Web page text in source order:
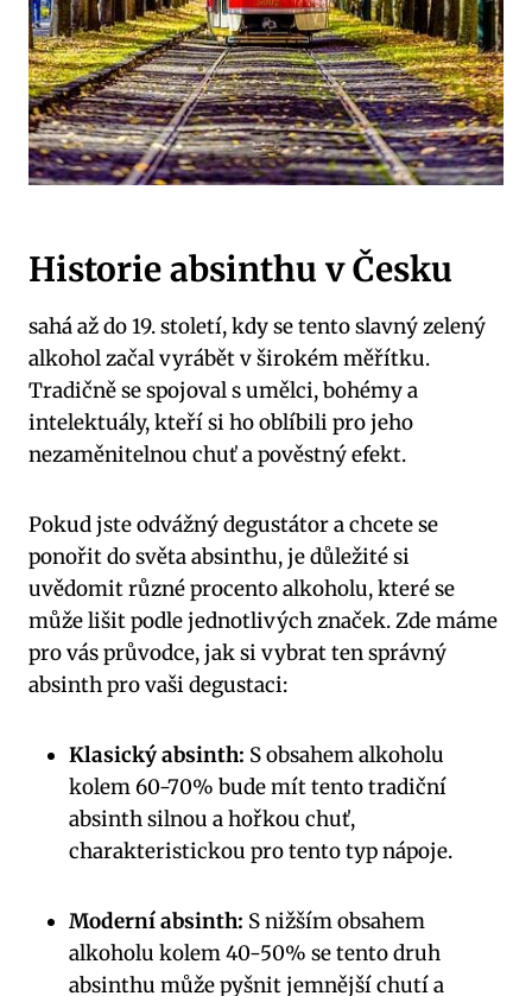
Historie absinthu​ v Česku
sahá až do 19. ⁢století, kdy ‍se ⁣tento‌ slavný zelený
alkohol začal vyrábět v širokém měřítku.
Tradičně se spojoval s umělci, bohémy a
intelektuály, kteří‍ si ⁤ho oblíbili pro jeho
nezaměnitelnou chuť ‌a pověstný efekt.
Pokud jste ⁢odvážný degustátor a‍ chcete se
ponořit do světa absinthu, je důležité si
uvědomit ⁤různé procento alkoholu, ‌které se
může lišit podle jednotlivých značek. Zde máme
pro vás průvodce, jak si vybrat ten správný
absinth pro vaši degustaci:
Klasický absinth: S obsahem alkoholu
kolem 60-70% bude mít tento tradiční
absinth silnou a hořkou chuť,
charakteristickou pro tento ‌typ nápoje.
Moderní absinth: ⁤S nižším obsahem
alkoholu ⁤kolem 40-50% ‌se tento druh
⁤absinthu může pyšnit⁣ jemnější chutí a